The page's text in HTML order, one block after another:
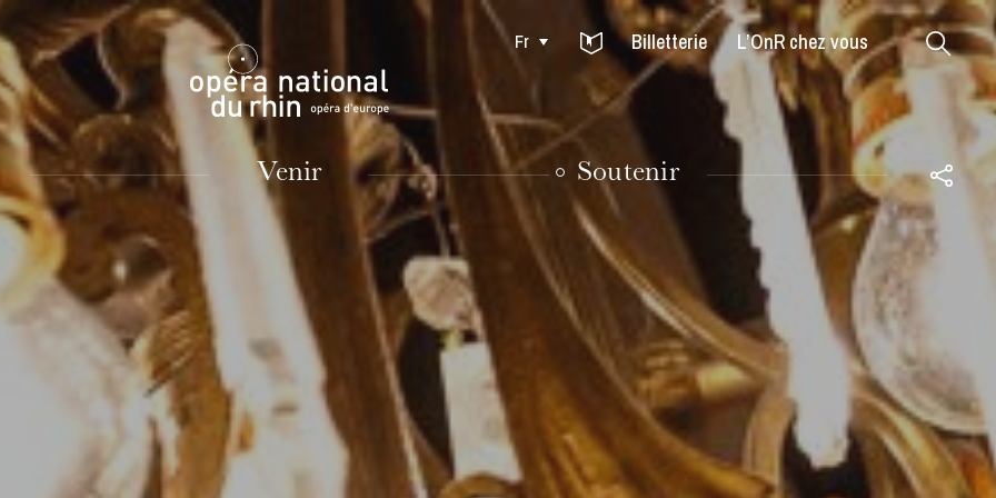
Mulhouse Colmar
MARDI
18 18
Fr Billetterie L’OnR chez vous
Venir Soutenir